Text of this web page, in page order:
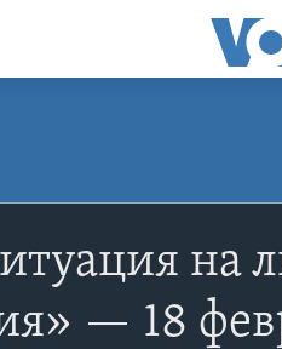
на
— 18